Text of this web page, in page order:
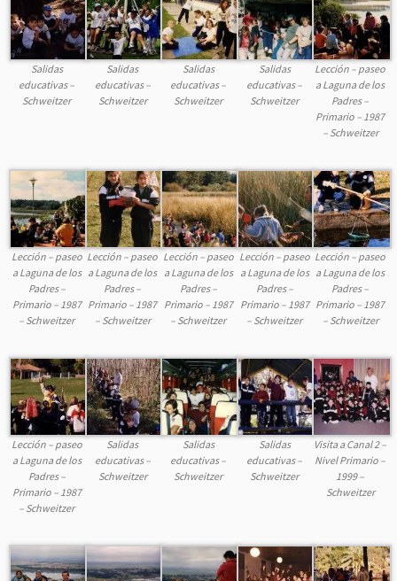
Salidas
educativas –
Schweitzer
Salidas
educativas –
Schweitzer
Salidas
educativas –
Schweitzer
Salidas
educativas –
Schweitzer
Lección – paseo
a Laguna de los
Padres –
Primario – 1987
– Schweitzer
Lección – paseo
a Laguna de los
Padres –
Primario – 1987
– Schweitzer
Lección – paseo
a Laguna de los
Padres –
Primario – 1987
– Schweitzer
Lección – paseo
a Laguna de los
Padres –
Primario – 1987
– Schweitzer
Lección – paseo
a Laguna de los
Padres –
Primario – 1987
– Schweitzer
Lección – paseo
a Laguna de los
Padres –
Primario – 1987
– Schweitzer
Lección – paseo
a Laguna de los
Padres –
Primario – 1987
– Schweitzer
Salidas
educativas –
Schweitzer
Salidas
educativas –
Schweitzer
Salidas
educativas –
Schweitzer
Visita a Canal 2 –
Nivel Primario –
1999 –
Schweitzer